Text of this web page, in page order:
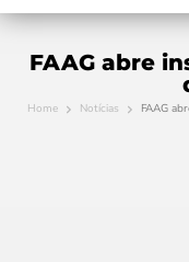
FAAG abre
Home Notícias FAAG